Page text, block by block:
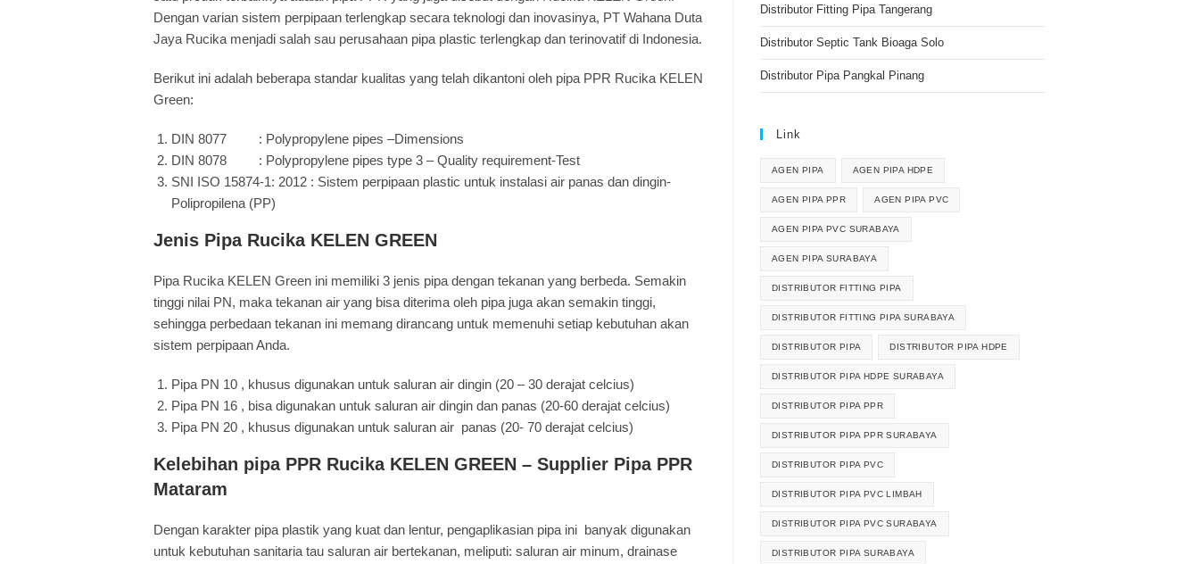
Dengan varian sistem perpipaan terlengkap secara teknologi dan inovasinya, PT Wahana Duta
Jaya Rucika menjadi salah sau perusahaan pipa plastic terlengkap dan terinovatif di Indonesia.
Berikut ini adalah beberapa standar kualitas yang telah dikantoni oleh pipa PPR Rucika KELEN
Green:
DIN 8077 : Polypropylene pipes –Dimensions
DIN 8078 : Polypropylene pipes type 3 – Quality requirement-Test
SNI ISO 15874-1: 2012 : Sistem perpipaan plastic untuk instalasi air panas dan dingin-
Polipropilena (PP)
Jenis Pipa Rucika KELEN GREEN
Pipa Rucika KELEN Green ini memiliki 3 jenis pipa dengan tekanan yang berbeda. Semakin
tinggi nilai PN, maka tekanan air yang bisa diterima oleh pipa juga akan semakin tinggi,
sehingga perbedaan tekanan ini memang dirancang untuk memenuhi setiap kebutuhan akan
sistem perpipaan Anda.
Pipa PN 10 , khusus digunakan untuk saluran air dingin (20 – 30 derajat celcius)
Pipa PN 16 , bisa digunakan untuk saluran air dingin dan panas (20-60 derajat celcius)
Pipa PN 20 , khusus digunakan untuk saluran air panas (20- 70 derajat celcius)
Kelebihan pipa PPR Rucika KELEN GREEN – Supplier Pipa PPR
Mataram
Dengan karakter pipa plastik yang kuat dan lentur, pengaplikasian pipa ini banyak digunakan
untuk kebutuhan sanitaria tau saluran air bertekanan, meliputi: saluran air minum, drainase
Distributor Fitting Pipa Tangerang
Distributor Septic Tank Bioaga Solo
Distributor Pipa Pangkal Pinang
Link
AGEN PIPA AGEN PIPA HDPE
AGEN PIPA PPR AGEN PIPA PVC
AGEN PIPA PVC SURABAYA
AGEN PIPA SURABAYA
DISTRIBUTOR FITTING PIPA
DISTRIBUTOR FITTING PIPA SURABAYA
DISTRIBUTOR PIPA DISTRIBUTOR PIPA HDPE
DISTRIBUTOR PIPA HDPE SURABAYA
DISTRIBUTOR PIPA PPR
DISTRIBUTOR PIPA PPR SURABAYA
DISTRIBUTOR PIPA PVC
DISTRIBUTOR PIPA PVC LIMBAH
DISTRIBUTOR PIPA PVC SURABAYA
DISTRIBUTOR PIPA SURABAYA